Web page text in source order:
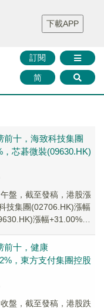
財華證券 媒體矩陣
智庫沙龍
聯絡我們
訂閱
简
下載APP
前十，海致科技集團
芯碁微裝(09630.HK)
盤，截至發稿，港股漲
技集團(02706.HK)漲幅
漲幅+31.00%、
前十，健康
，東方支付集團控股
盤，截至發稿，港股跌